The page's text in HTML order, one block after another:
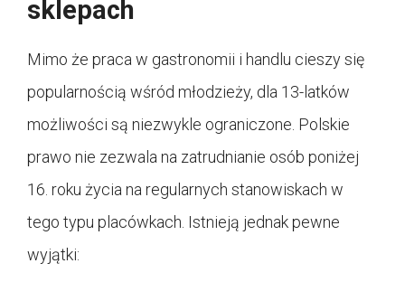
sklepach
Mimo że praca w gastronomii i handlu cieszy się
popularnością wśród młodzieży, dla 13-latków
możliwości są niezwykle ograniczone. Polskie
prawo nie zezwala na zatrudnianie osób poniżej
16. roku życia na regularnych stanowiskach w
tego typu placówkach. Istnieją jednak pewne
wyjątki: